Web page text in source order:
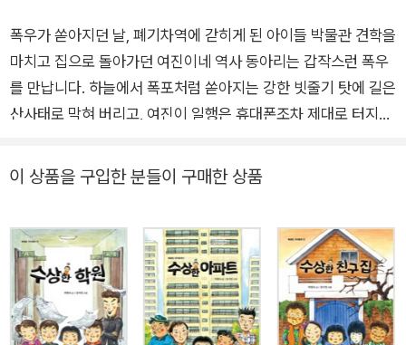
폭우가 쏟아지던 날, 폐기차역에 갇히게 된 아이들 박물관 견학을
마치고 집으로 돌아가던 여진이네 역사 동아리는 갑작스런 폭우
를 만납니다. 하늘에서 폭포처럼 쏟아지는 강한 빗줄기 탓에 길은
산사태로 막혀 버리고, 여진이 일행은 휴대폰조차 제대로 터지지
로 구조대를 기다리기 위해 가장 가까운 기차역인 ‘솜돌역’으로
라도 귀신이 나올 것 같은 기분 나쁜 곳이었지요. 아이들은 그런
데도 제멋대로 행동하기 시작합니다. 기차역 화장실에서 방금 눈
것 같은 사람의 똥이 발견되었는데도 버스에서 되도록 내리지 않
기로 한 ‘공동의 약속’을 마음대로 깨 버리는 아이들이 나오지요.
이 상품을 구입한 분들이 구매한 상품